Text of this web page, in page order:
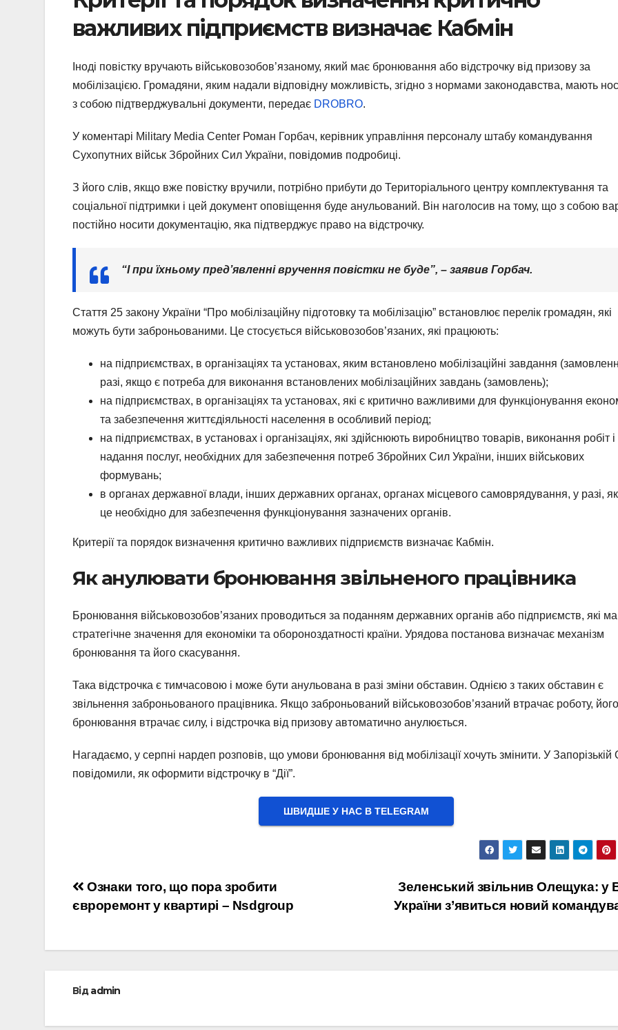
важливих підприємств визначає Кабмін
Іноді повістку вручають військовозобов’язаному, який має бронювання або відстрочку від призову за
мобілізацією. Громадяни, яким надали відповідну можливість, згідно з нормами законодавства, мають
з собою підтверджувальні документи, передає DROBRO.
У коментарі Military Media Center Роман Горбач, керівник управління персоналу штабу командування
Сухопутних військ Збройних Сил України, повідомив подробиці.
З його слів, якщо вже повістку вручили, потрібно прибути до Територіального центру комплектування та
соціальної підтримки і цей документ оповіщення буде анульований. Він наголосив на тому, що з собою
постійно носити документацію, яка підтверджує право на відстрочку.
“І при їхньому пред’явленні вручення повістки не буде”, – заявив Горбач.
Стаття 25 закону України “Про мобілізаційну підготовку та мобілізацію” встановлює перелік громадян, які
можуть бути заброньованими. Це стосується військовозобов’язаних, які працюють:
на підприємствах, в організаціях та установах, яким встановлено мобілізаційні завдання
разі, якщо є потреба для виконання встановлених мобілізаційних завдань (замовлень);
на підприємствах, в організаціях та установах, які є критично важливими для функціонування
та забезпечення життєдіяльності населення в особливий період;
на підприємствах, в установах і організаціях, які здійснюють виробництво товарів, виконання робіт і
надання послуг, необхідних для забезпечення потреб Збройних Сил України, інших військових
формувань;
в органах державної влади, інших державних органах, органах місцевого самоврядування, у разі,
це необхідно для забезпечення функціонування зазначених органів.
Критерії та порядок визначення критично важливих підприємств визначає Кабмін.
Як анулювати бронювання звільненого працівника
Бронювання військовозобов’язаних проводиться за поданням державних органів або підприємств, які
стратегічне значення для економіки та обороноздатності країни. Урядова постанова визначає механізм
бронювання та його скасування.
Така відстрочка є тимчасовою і може бути анульована в разі зміни обставин. Однією з таких обставин є
звільнення заброньованого працівника. Якщо заброньований військовозобов’язаний втрачає роботу, його
бронювання втрачає силу, і відстрочка від призову автоматично анулюється.
Нагадаємо, у серпні нардеп розповів, що умови бронювання від мобілізації хочуть змінити. У
повідомили, як оформити відстрочку в “Дії”.
ШВИДШЕ У НАС В ТELEGRAM
Навігація
записів
Зеленський звільнив Олещука: у
України з’явиться новий
Ознаки того, що пора зробити
євроремонт у квартирі – Nsdgroup
Відadmin